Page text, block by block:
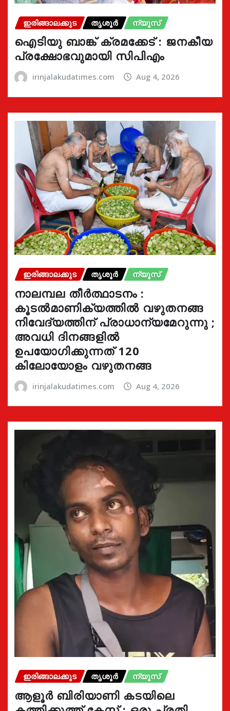
ഇരിങ്ങാലക്കുട തൃശൂർ ന്യൂസ്
ഐടിയു ബാങ്ക് ക്രമക്കേട് : ജനകീയ
പ്രക്ഷോഭവുമായി സിപിഎം
irinjalakudatimes.com Aug 4, 2026
ഇരിങ്ങാലക്കുട തൃശൂർ ന്യൂസ്
നാലമ്പല തീർത്ഥാടനം :
കൂടൽമാണിക്യത്തിൽ വഴുതനങ്ങ
നിവേദ്യത്തിന് പ്രാധാന്യമേറുന്നു ;
അവധി ദിനങ്ങളിൽ
ഉപയോഗിക്കുന്നത് 120
കിലോയോളം വഴുതനങ്ങ
irinjalakudatimes.com Aug 4, 2026
ഇരിങ്ങാലക്കുട തൃശൂർ ന്യൂസ്
ആളൂർ ബിരിയാണി കടയിലെ